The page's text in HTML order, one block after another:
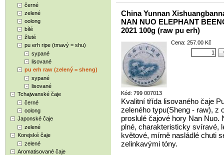
černé
zelené
oolong
bílé
žluté
pu erh ripe (tmavý = shu)
sypané
lisované
pu erh raw (zelený = sheng)
sypané
lisované
Tchajwanské čaje
černé
oolong
Japonské čaje
zelené
Korejské čaje
zelené
Aromatisované čaje
China Yunnan
NAN NUO ELEPHANT
2021 100g (raw pu erh)
Kód: 799 007013
Cena: 257.00 Kč
Kvalitní třída lisovaného čaje
zeleného typu(Sheng - raw), z
proslulé čajové hory Nan Nuo.
plné, charakteristicky svíravé,
květové, mírně nasládlé chuti
zelinkavými tóny.